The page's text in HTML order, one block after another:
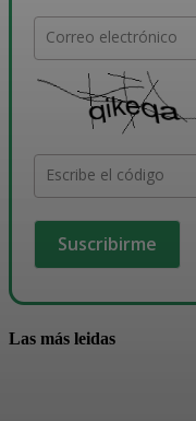
Correo electrónico
Escribe el código
Las más leidas